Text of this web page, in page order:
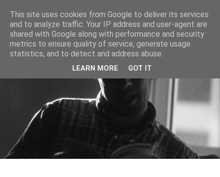
This site uses cookies from Google to deliver its services
and to analyze traffic. Your IP address and user-agent are
shared with Google along with performance and security
metrics to ensure quality of service, generate usage
statistics, and to detect and address abuse.
LEARN MORE GOT IT